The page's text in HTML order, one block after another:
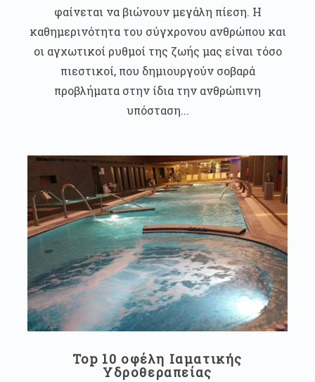
φαίνεται να βιώνουν μεγάλη πίεση. Η
καθημερινότητα του σύγχρονου ανθρώπου και
οι αγχωτικοί ρυθμοί της ζωής μας είναι τόσο
πιεστικοί, που δημιουργούν σοβαρά
προβλήματα στην ίδια την ανθρώπινη
υπόσταση...
Top 10 οφέλη Ιαματικής
Υδροθεραπείας